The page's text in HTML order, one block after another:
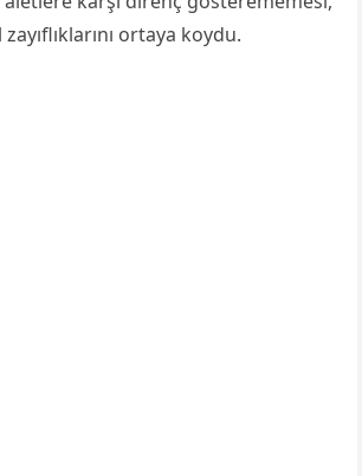
ortaya koydu.